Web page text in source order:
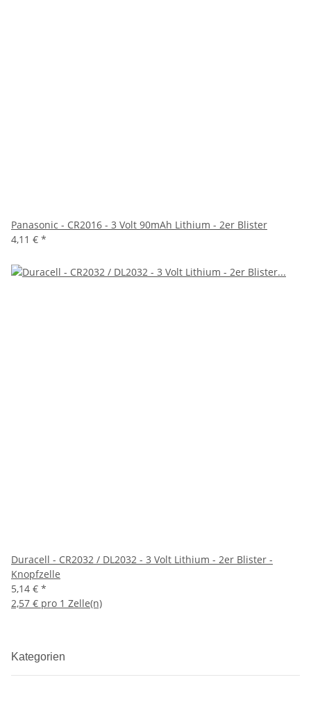
Panasonic - CR2016 - 3 Volt 90mAh Lithium - 2er Blister
4,11 € *
Duracell - CR2032 / DL2032 - 3 Volt Lithium - 2er Blister -
Knopfzelle
5,14 € *
2,57 € pro 1 Zelle(n)
Kategorien